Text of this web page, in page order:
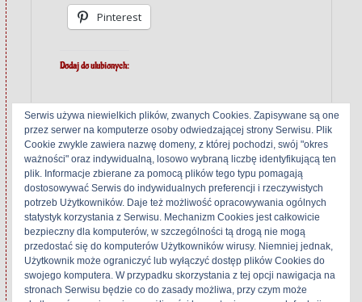
Pinterest
Dodaj do ulubionych:
Related
Akai GX-646
24 września 2018
W „4+ tracks"
Revox PR-99 Mk II
3 grudnia 2019
W „2 tracks"
Serwis używa niewielkich plików, zwanych Cookies. Zapisywane są one
przez serwer na komputerze osoby odwiedzającej strony Serwisu. Plik
Cookie zwykle zawiera nazwę domeny, z której pochodzi, swój "okres
ważności" oraz indywidualną, losowo wybraną liczbę identyfikującą ten
plik. Informacje zbierane za pomocą plików tego typu pomagają
dostosowywać Serwis do indywidualnych preferencji i rzeczywistych
potrzeb Użytkowników. Daje też możliwość opracowywania ogólnych
statystyk korzystania z Serwisu. Mechanizm Cookies jest całkowicie
bezpieczny dla komputerów, w szczególności tą drogą nie mogą
przedostać się do komputerów Użytkowników wirusy. Niemniej jednak,
Użytkownik może ograniczyć lub wyłączyć dostęp plików Cookies do
swojego komputera. W przypadku skorzystania z tej opcji nawigacja na
stronach Serwisu będzie co do zasady możliwa, przy czym może